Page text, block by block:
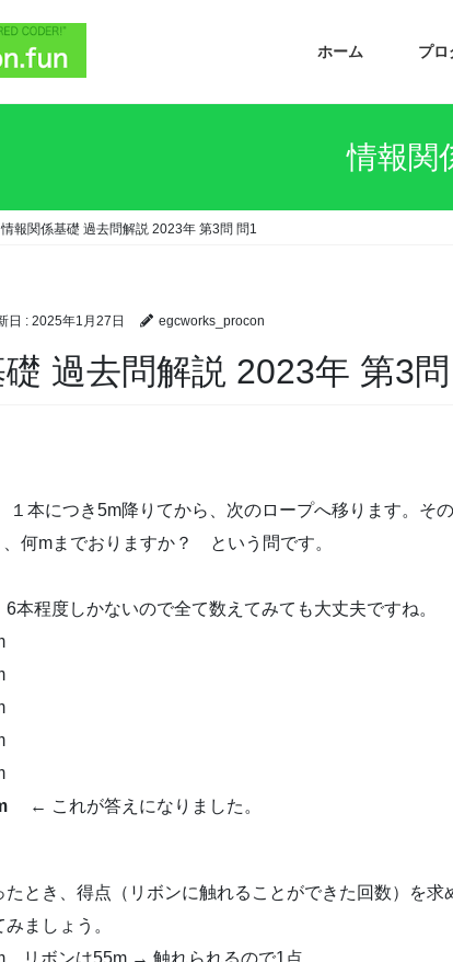
ホーム プロ
情報関
情報関係基礎 過去問解説 2023年 第3問 問1
日 : 2025年1月27日 egcworks_procon
過去問解説 2023年 第3
本につき5m降りてから、次のロープへ移ります。そ
何mまでおりますか？ という問です。
本程度しかないので全て数えてみても大丈夫ですね。
← これが答えになりました。
とき、得点（リボンに触れることができた回数）を求
ましょう。